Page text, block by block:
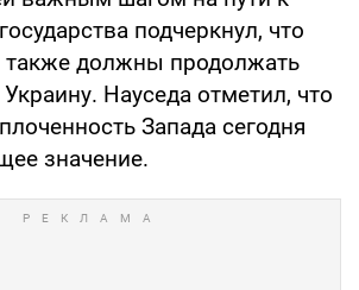
подчеркнул, что
также должны продолжать
Науседа отметил, что
Запада сегодня
значение.